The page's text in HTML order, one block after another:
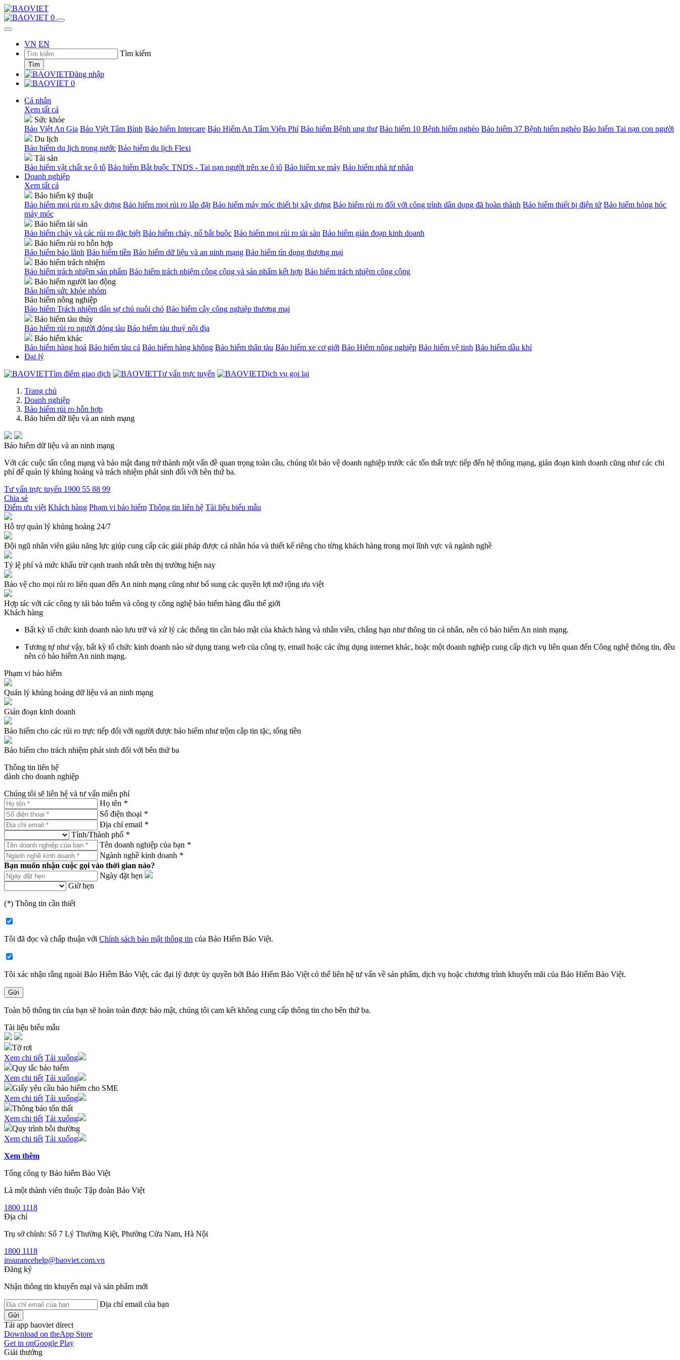
0
VN EN
Tìm kiếm
Tìm
Đăng nhập
0
Cá nhân
Xem tất cả
Sức khỏe
Bảo Việt An Gia Bảo Việt Tâm Bình Bảo hiểm Intercare Bảo Hiểm An Tâm Viện Phí Bảo hiểm Bệnh ung thư Bảo hiểm 10 Bệnh hiểm nghèo Bảo hiểm 37 Bệnh hiểm nghèo Bảo hiểm Tai nạn con người
Du lịch
Bảo hiểm du lịch trong nước Bảo hiểm du lịch Flexi
Tài sản
Bảo hiểm vật chất xe ô tô Bảo hiểm Bắt buộc TNDS - Tai nạn người trên xe ô tô Bảo hiểm xe máy Bảo hiểm nhà tư nhân
Doanh nghiệp
Xem tất cả
Bảo hiểm kỹ thuật
Bảo hiểm mọi rủi ro xây dựng Bảo hiểm mọi rủi ro lắp đặt Bảo hiểm máy móc thiết bị xây dựng Bảo hiểm rủi ro đối với công trình dân dụng đã hoàn thành Bảo hiểm thiết bị điện tử Bảo hiểm hỏng hóc
máy móc
Bảo hiểm tài sản
Bảo hiểm cháy và các rủi ro đặc biệt Bảo hiểm cháy, nổ bắt buộc Bảo hiểm mọi rủi ro tài sản Bảo hiểm gián đoạn kinh doanh
Bảo hiểm rủi ro hỗn hợp
Bảo hiểm bảo lãnh Bảo hiểm tiền Bảo hiểm dữ liệu và an ninh mạng Bảo hiểm tín dụng thương mại
Bảo hiểm trách nhiệm
Bảo hiểm trách nhiệm sản phẩm Bảo hiểm trách nhiệm công cộng và sản phẩm kết hợp Bảo hiểm trách nhiệm công cộng
Bảo hiểm người lao động
Bảo hiểm sức khỏe nhóm
Bảo hiểm nông nghiệp
Bảo hiểm Trách nhiệm dân sự chủ nuôi chó Bảo hiểm cây công nghiệp thương mại
Bảo hiểm tàu thủy
Bảo hiểm rủi ro người đóng tàu Bảo hiểm tàu thuỷ nội địa
Bảo hiểm khác
Bảo hiểm hàng hoá Bảo hiểm tàu cá Bảo hiểm hàng không Bảo hiểm thân tàu Bảo hiểm xe cơ giới Bảo Hiểm nông nghiệp Bảo hiểm vệ tinh Bảo hiểm dầu khí
Đại lý
Tìm điểm giao dịch
Tư vấn trực tuyến
Dịch vụ gọi lại
Trang chủ
Doanh nghiệp
Bảo hiểm rủi ro hỗn hợp
Bảo hiểm dữ liệu và an ninh mạng
Bảo hiểm dữ liệu và an ninh mạng
Với các cuộc tấn công mạng và bảo mật đang trở thành một vấn đề quan trọng toàn cầu, chúng tôi bảo vệ doanh nghiệp trước các tổn thất trực tiếp đến hệ thống mạng, gián đoạn kinh doanh cũng như các chi
phí để quản lý khủng hoảng và trách nhiệm phát sinh đối với bên thứ ba.
Tư vấn trực tuyến 1900 55 88 99
Chia sẻ
Điểm ưu việt Khách hàng Phạm vi bảo hiểm Thông tin liên hệ Tài liệu biểu mẫu
Hỗ trợ quản lý khủng hoảng 24/7
Đội ngũ nhân viên giàu năng lực giúp cung cấp các giải pháp được cá nhân hóa và thiết kế riêng cho từng khách hàng trong mọi lĩnh vực và ngành nghề
Tỷ lệ phí và mức khấu trừ cạnh tranh nhất trên thị trường hiện nay
Bảo vệ cho mọi rủi ro liên quan đến An ninh mạng cũng như bổ sung các quyền lợi mở rộng ưu việt
Hợp tác với các công ty tái bảo hiểm và công ty công nghệ bảo hiểm hàng đầu thế giới
Khách hàng
Bất kỳ tổ chức kinh doanh nào lưu trữ và xử lý các thông tin cần bảo mật của khách hàng và nhân viên, chẳng hạn như thông tin cá nhân, nên có bảo hiểm An ninh mạng.
Tương tự như vậy, bất kỳ tổ chức kinh doanh nào sử dụng trang web của công ty, email hoặc các ứng dụng internet khác, hoặc một doanh nghiệp cung cấp dịch vụ liên quan đến Công nghệ thông tin, đều
nên có bảo hiểm An ninh mạng.
Phạm vi bảo hiểm
Quản lý khủng hoảng dữ liệu và an ninh mạng
Gián đoạn kinh doanh
Bảo hiểm cho các rủi ro trực tiếp đối với người được bảo hiểm như trộm cắp tin tặc, tống tiền
Bảo hiểm cho trách nhiệm phát sinh đối với bên thứ ba
Thông tin liên hệ
dành cho doanh nghiệp
Chúng tôi sẽ liên hệ và tư vấn miễn phí
Họ tên *
Số điện thoại *
Địa chỉ email *
Tỉnh/Thành phố *
Tên doanh nghiệp của bạn *
Ngành nghề kinh doanh *
Bạn muốn nhận cuộc gọi vào thời gian nào?
Ngày đặt hẹn
Giờ hẹn
(*) Thông tin cần thiết
Tôi đã đọc và chấp thuận với Chính sách bảo mật thông tin của Bảo Hiểm Bảo Việt​.
Tôi xác nhận rằng ngoài Bảo Hiểm Bảo Việt, các đại lý được ủy quyền bởi Bảo Hiểm Bảo Việt có thể liên hệ tư vấn về sản phẩm, dịch vụ hoặc chương trình khuyến mãi của Bảo Hiểm Bảo Việt​.
Gửi
Toàn bộ thông tin của bạn sẽ hoàn toàn được bảo mật, chúng tôi cam kết không cung cấp thông tin cho bên thứ ba.
Tài liệu biểu mẫu
Tờ rơi
Xem chi tiết Tải xuống
Quy tắc bảo hiểm
Xem chi tiết Tải xuống
Giấy yêu cầu bảo hiểm cho SME
Xem chi tiết Tải xuống
Thông báo tổn thất
Xem chi tiết Tải xuống
Quy trình bồi thường
Xem chi tiết Tải xuống
Xem thêm
Tổng công ty Bảo hiểm Bảo Việt
Là một thành viên thuộc Tập đoàn Bảo Việt
1800 1118
Địa chỉ
Trụ sở chính: Số 7 Lý Thường Kiệt, Phường Cửa Nam, Hà Nội
1800 1118
insurancehelp@baoviet.com.vn
Đăng ký
Nhận thông tin khuyến mại và sản phẩm mới
Địa chỉ email của bạn
Gửi
Tải app baoviet direct
Download on theApp Store
Get in onGoogle Play
Giải thưởng